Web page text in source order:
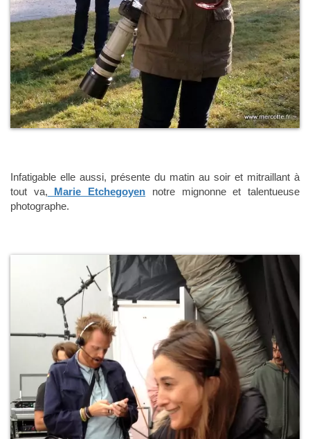
Infatigable elle aussi, présente du matin au soir et mitraillant à
tout va, Marie Etchegoyen notre mignonne et talentueuse
photographe.